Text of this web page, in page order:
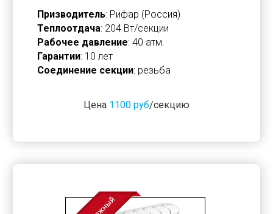
Призводитель: Рифар (Россия)
Теплоотдача: 204 Вт/секции
Рабочее давление: 40 атм.
Гарантии: 10 лет
Соединение секции: резьба
Цена 1100 руб/секцию